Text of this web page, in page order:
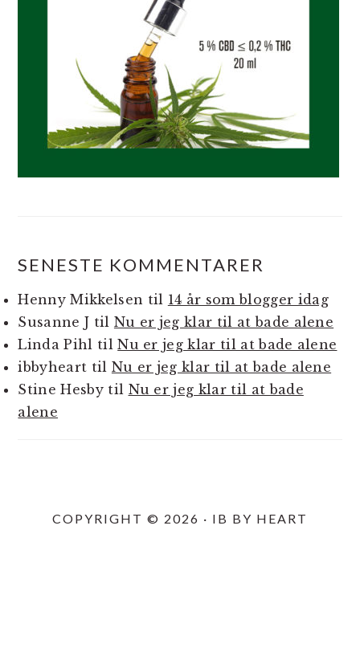
SENESTE KOMMENTARER
Henny Mikkelsen til 14 år som blogger idag
Susanne J til Nu er jeg klar til at bade alene
Linda Pihl tilNu er jeg klar til at bade alene
ibbyheart til Nu er jeg klar til at bade alene
Stine Hesbytil Nu er jeg klar til at bade
alene
COPYRIGHT © 2026 · IB BY HEART